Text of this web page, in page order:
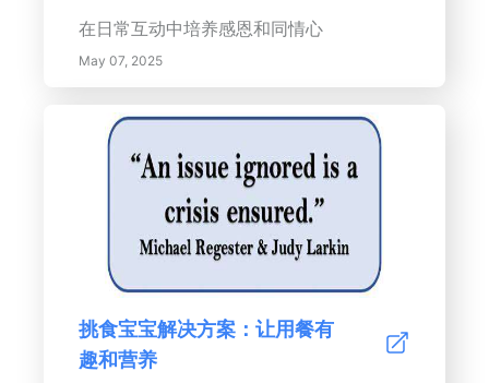
在日常互动中培养感恩和同情心
May 07, 2025
挑食宝宝解决方案：让用餐有
趣和营养